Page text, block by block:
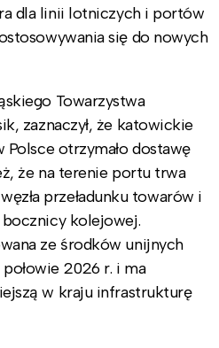
dla linii lotniczych i portów
się do nowych
Towarzystwa
zaznaczył, że katowickie
otrzymało dostawę
że na terenie portu trwa
przeładunku towarów i
kolejowej.
ze środków unijnych
2026 r. i ma
w kraju infrastrukturę